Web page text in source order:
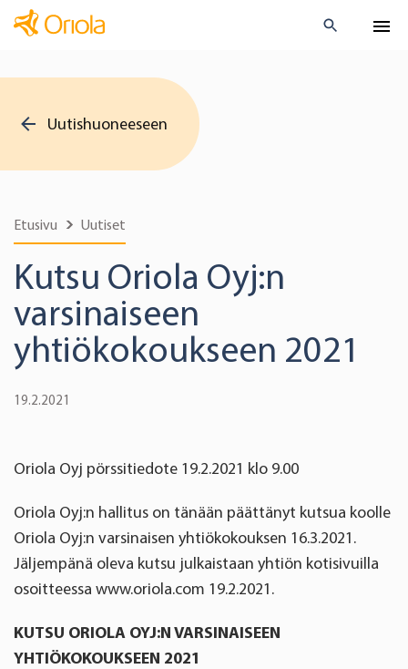
Uutishuoneeseen
Etusivu Uutiset
Kutsu Oriola Oyj:n
varsinaiseen
yhtiökokoukseen 2021
19.2.2021
Oriola Oyj pörssitiedote 19.2.2021 klo 9.00
Oriola Oyj:n hallitus on tänään päättänyt kutsua koolle
Oriola Oyj:n varsinaisen yhtiökokouksen 16.3.2021.
Jäljempänä oleva kutsu julkaistaan yhtiön kotisivuilla
osoitteessa www.oriola.com 19.2.2021.
KUTSU ORIOLA OYJ:N VARSINAISEEN
YHTIÖKOKOUKSEEN 2021